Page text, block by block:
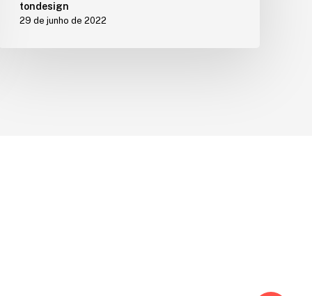
tondesign
29 de junho de 2022